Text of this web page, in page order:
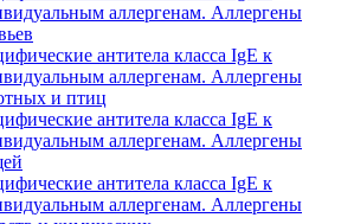
аллергенам. Аллергены
антитела класса IgE к
аллергенам. Аллергены
и птиц
антитела класса IgE к
аллергенам. Аллергены
антитела класса IgE к
аллергенам. Аллергены